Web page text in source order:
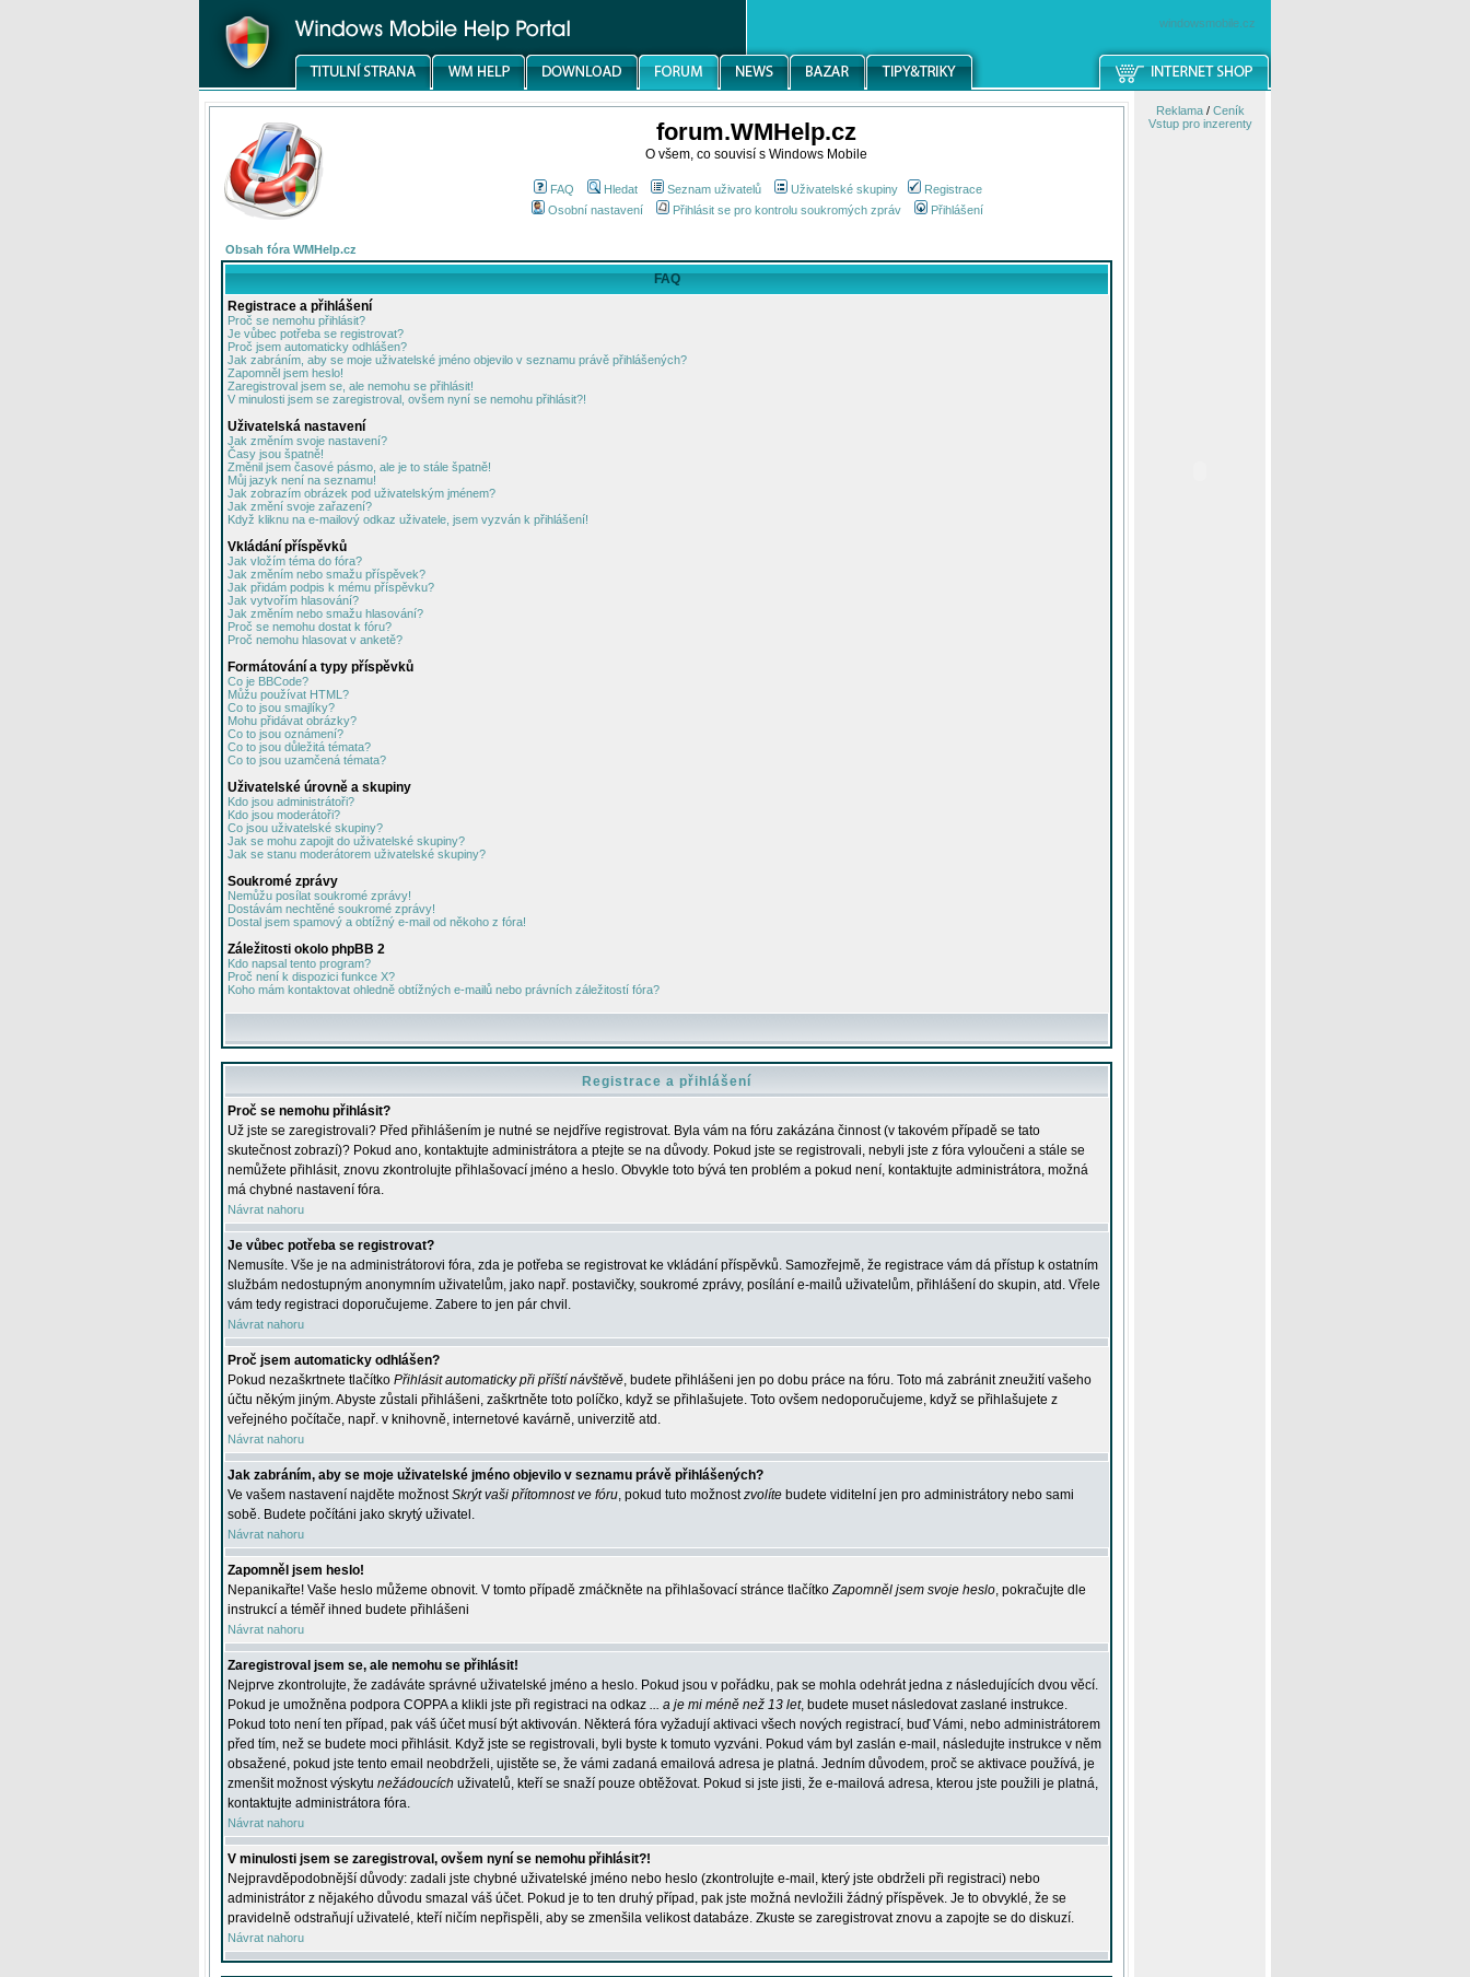
windowsmobile.cz
forum.WMHelp.cz
O všem, co souvisí s Windows Mobile
FAQ Hledat Seznam uživatelů Uživatelské skupiny
Registrace
Osobní nastavení
Přihlásit se pro kontrolu soukromých zpráv Přihlášení
Obsah fóra WMHelp.cz
FAQ
Registrace a přihlášení
Proč se nemohu přihlásit?
Je vůbec potřeba se registrovat?
Proč jsem automaticky odhlášen?
Jak zabráním, aby se moje uživatelské jméno objevilo v seznamu právě přihlášených?
Zapomněl jsem heslo!
Zaregistroval jsem se, ale nemohu se přihlásit!
V minulosti jsem se zaregistroval, ovšem nyní se nemohu přihlásit?!
Uživatelská nastavení
Jak změním svoje nastavení?
Časy jsou špatně!
Změnil jsem časové pásmo, ale je to stále špatně!
Můj jazyk není na seznamu!
Jak zobrazím obrázek pod uživatelským jménem?
Jak změní svoje zařazení?
Když kliknu na e-mailový odkaz uživatele, jsem vyzván k přihlášení!
Vkládání příspěvků
Jak vložím téma do fóra?
Jak změním nebo smažu příspěvek?
Jak přidám podpis k mému příspěvku?
Jak vytvořím hlasování?
Jak změním nebo smažu hlasování?
Proč se nemohu dostat k fóru?
Proč nemohu hlasovat v anketě?
Formátování a typy příspěvků
Co je BBCode?
Můžu používat HTML?
Co to jsou smajlíky?
Mohu přidávat obrázky?
Co to jsou oznámení?
Co to jsou důležitá témata?
Co to jsou uzamčená témata?
Uživatelské úrovně a skupiny
Kdo jsou administrátoři?
Kdo jsou moderátoři?
Co jsou uživatelské skupiny?
Jak se mohu zapojit do uživatelské skupiny?
Jak se stanu moderátorem uživatelské skupiny?
Soukromé zprávy
Nemůžu posílat soukromé zprávy!
Dostávám nechtěné soukromé zprávy!
Dostal jsem spamový a obtížný e-mail od někoho z fóra!
Záležitosti okolo phpBB 2
Kdo napsal tento program?
Proč není k dispozici funkce X?
Koho mám kontaktovat ohledně obtížných e-mailů nebo právních záležitostí fóra?
Registrace a přihlášení
Proč se nemohu přihlásit?
Už jste se zaregistrovali? Před přihlášením je nutné se nejdříve registrovat. Byla vám na fóru zakázána činnost (v takovém případě se tato
skutečnost zobrazí)? Pokud ano, kontaktujte administrátora a ptejte se na důvody. Pokud jste se registrovali, nebyli jste z fóra vyloučeni a stále se
nemůžete přihlásit, znovu zkontrolujte přihlašovací jméno a heslo. Obvykle toto bývá ten problém a pokud není, kontaktujte administrátora, možná
má chybné nastavení fóra.
Návrat nahoru
Je vůbec potřeba se registrovat?
Nemusíte. Vše je na administrátorovi fóra, zda je potřeba se registrovat ke vkládání příspěvků. Samozřejmě, že registrace vám dá přístup k ostatním
službám nedostupným anonymním uživatelům, jako např. postavičky, soukromé zprávy, posílání e-mailů uživatelům, přihlášení do skupin, atd. Vřele
vám tedy registraci doporučujeme. Zabere to jen pár chvil.
Návrat nahoru
Proč jsem automaticky odhlášen?
Pokud nezaškrtnete tlačítko Přihlásit automaticky při příští návštěvě, budete přihlášeni jen po dobu práce na fóru. Toto má zabránit zneužití vašeho
účtu někým jiným. Abyste zůstali přihlášeni, zaškrtněte toto políčko, když se přihlašujete. Toto ovšem nedoporučujeme, když se přihlašujete z
veřejného počítače, např. v knihovně, internetové kavárně, univerzitě atd.
Návrat nahoru
Jak zabráním, aby se moje uživatelské jméno objevilo v seznamu právě přihlášených?
Ve vašem nastavení najděte možnostSkrýt vaši přítomnost ve fóru, pokud tuto možnostzvolíte budete viditelní jen pro administrátory nebo sami
sobě. Budete počítáni jako skrytý uživatel.
Návrat nahoru
Zapomněl jsem heslo!
Nepanikařte! Vaše heslo můžeme obnovit. V tomto případě zmáčkněte na přihlašovací stránce tlačítkoZapomněl jsem svoje heslo, pokračujte dle
instrukcí a téměř ihned budete přihlášeni
Návrat nahoru
Zaregistroval jsem se, ale nemohu se přihlásit!
Nejprve zkontrolujte, že zadáváte správné uživatelské jméno a heslo. Pokud jsou v pořádku, pak se mohla odehrát jedna z následujících dvou věcí.
Pokud je umožněna podpora COPPA a klikli jste při registraci na odkaz ... a je mi méně než 13 let, budete muset následovat zaslané instrukce.
Pokud toto není ten případ, pak váš účet musí být aktivován. Některá fóra vyžadují aktivaci všech nových registrací, buď Vámi, nebo administrátorem
před tím, než se budete moci přihlásit. Když jste se registrovali, byli byste k tomuto vyzváni. Pokud vám byl zaslán e-mail, následujte instrukce v něm
obsažené, pokud jste tento email neobdrželi, ujistěte se, že vámi zadaná emailová adresa je platná. Jedním důvodem, proč se aktivace používá, je
zmenšit možnost výskytu nežádoucích uživatelů, kteří se snaží pouze obtěžovat. Pokud si jste jisti, že e-mailová adresa, kterou jste použili je platná,
kontaktujte administrátora fóra.
Návrat nahoru
V minulosti jsem se zaregistroval, ovšem nyní se nemohu přihlásit?!
Nejpravděpodobnější důvody: zadali jste chybné uživatelské jméno nebo heslo (zkontrolujte e-mail, který jste obdrželi při registraci) nebo
administrátor z nějakého důvodu smazal váš účet. Pokud je to ten druhý případ, pak jste možná nevložili žádný příspěvek. Je to obvyklé, že se
pravidelně odstraňují uživatelé, kteří ničím nepřispěli, aby se zmenšila velikost databáze. Zkuste se zaregistrovat znovu a zapojte se do diskuzí.
Návrat nahoru
Reklama/ Ceník
Vstup pro inzerenty